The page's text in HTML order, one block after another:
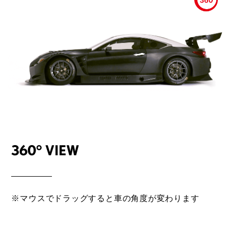
360° VIEW
※マウスでドラッグすると車の角度が変わります